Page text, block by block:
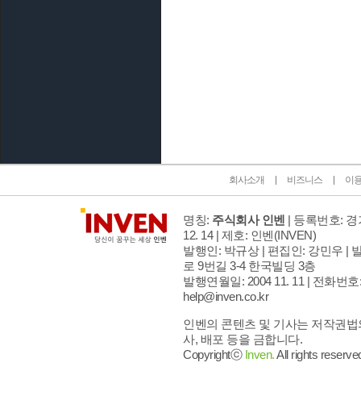
회사소개 비즈니스 이
명칭: 주식회사 인벤 | 등록번호:
12. 14 | 제호: 인벤(INVEN)
발행인: 박규상 | 편집인: 강민우 |
로 9번길 3-4 한국빌딩 3층
발행연월일: 2004 11. 11 | 전화번호
help@inven.co.kr
인벤의 콘텐츠 및 기사는 저작권
사, 배포 등을 금합니다.
Copyrightⓒ Inven.All rights